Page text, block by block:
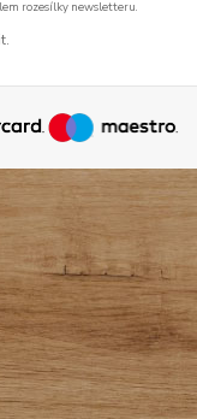
rozesílky newsletteru.